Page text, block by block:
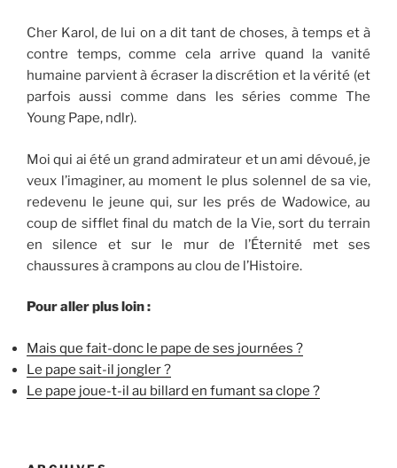
Cher Karol, de lui on a dit tant de choses, à temps et à
contre temps, comme cela arrive quand la vanité
humaine parvient à écraser la discrétion et la vérité (et
parfois aussi comme dans les séries comme The
Young Pape, ndlr).
Moi qui ai été un grand admirateur et un ami dévoué, je
veux l’imaginer, au moment le plus solennel de sa vie,
redevenu le jeune qui, sur les prés de Wadowice, au
coup de sifflet final du match de la Vie, sort du terrain
en silence et sur le mur de l’Éternité met ses
chaussures à crampons au clou de l’Histoire.
Pour aller plus loin :
Mais que fait-donc le pape de ses journées ?
Le pape sait-il jongler ?
Le pape joue-t-il au billard en fumant sa clope ?